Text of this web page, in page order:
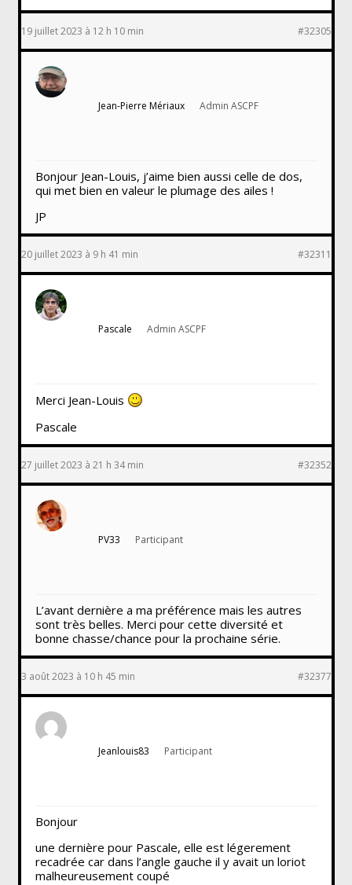
19 juillet 2023 à 12 h 10 min #32305
Jean-Pierre Mériaux Admin ASCPF
Bonjour Jean-Louis, j’aime bien aussi celle de dos,
qui met bien en valeur le plumage des ailes !
JP
20 juillet 2023 à 9 h 41 min #32311
Pascale Admin ASCPF
Merci Jean-Louis
Pascale
27 juillet 2023 à 21 h 34 min #32352
PV33 Participant
L’avant dernière a ma préférence mais les autres
sont très belles. Merci pour cette diversité et
bonne chasse/chance pour la prochaine série.
3 août 2023 à 10 h 45 min #32377
Jeanlouis83 Participant
Bonjour
une dernière pour Pascale, elle est légerement
recadrée car dans l’angle gauche il y avait un loriot
malheureusement coupé